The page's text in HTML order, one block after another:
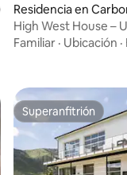
4.98 de 5;
Residencia en
High West House –
montaña
Familiar · Ubicación ·
Superanfitrión
Superanfitrión